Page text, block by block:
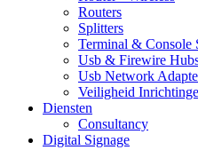
Routers
Splitters
Terminal & Console
Usb & Firewire
Usb Network
Veiligheid
Diensten
Consultancy
Digital Signage